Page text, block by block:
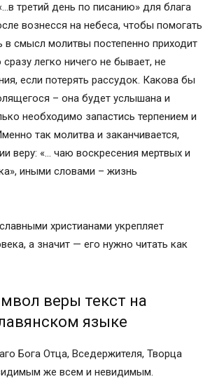
третий день по писанию» для блага
вознесся на небеса, чтобы помогать
смысл молитвы постепенно приходит
легко ничего не бывает, не
если потерять рассудок. Какова бы
– она будет услышана и
необходимо запастись терпением и
так молитва и заканчивается,
веру: «… чаю воскресения мертвых и
иными словами – жизнь
христианами укрепляет
а значит — его нужно читать как
веры текст на
языке
Бога Отца, Вседержителя, Творца
же всем и невидимым.